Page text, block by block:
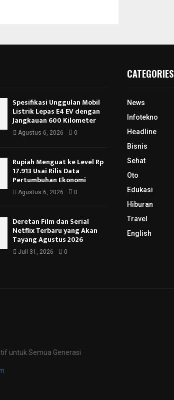
Spesifikasi Unggulan Mobil
Listrik Lepas E4 EV dengan
Jangkauan 600 Kilometer
Agustus 6, 2026 0
Rupiah Menguat ke Level Rp
17.913 Usai Rilis Data
Pertumbuhan Ekonomi
Agustus 6, 2026 0
Deretan Film dan Serial
Netflix Terbaru yang Akan
Tayang Agustus 2026
Juli 31, 2026 0
CATEGORIES
News
Infotekno
Headline
Bisnis
Sehat
Oto
Edukasi
Hiburan
Travel
English
untuk Semua Generasi